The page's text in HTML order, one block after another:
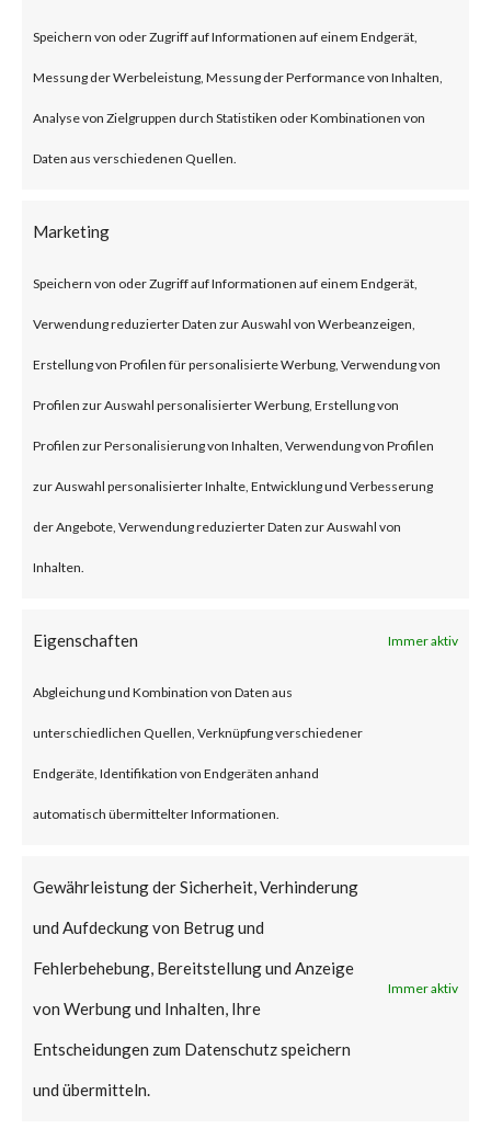
Speichern von oder Zugriff auf Informationen auf einem Endgerät,
Messung der Werbeleistung, Messung der Performance von Inhalten,
Analyse von Zielgruppen durch Statistiken oder Kombinationen von
Daten aus verschiedenen Quellen.
Marketing
Speichern von oder Zugriff auf Informationen auf einem Endgerät,
Verwendung reduzierter Daten zur Auswahl von Werbeanzeigen,
Erstellung von Profilen für personalisierte Werbung, Verwendung von
Profilen zur Auswahl personalisierter Werbung, Erstellung von
Profilen zur Personalisierung von Inhalten, Verwendung von Profilen
zur Auswahl personalisierter Inhalte, Entwicklung und Verbesserung
der Angebote, Verwendung reduzierter Daten zur Auswahl von
Inhalten.
Eigenschaften Immer aktiv
Abgleichung und Kombination von Daten aus
unterschiedlichen Quellen, Verknüpfung verschiedener
Endgeräte, Identifikation von Endgeräten anhand
automatisch übermittelter Informationen.
Gewährleistung der Sicherheit, Verhinderung
und Aufdeckung von Betrug und
Fehlerbehebung, Bereitstellung und Anzeige
von Werbung und Inhalten, Ihre
Entscheidungen zum Datenschutz speichern
und übermitteln.
Immer aktiv
What is the Vulnerability?
advisory on two vulnerabilities
on Jan 10, 2024 affecting Ivanti
Connect Secure (ICS) and Ivanti
Policy Secure Gateways (CVE-
2023-46805 and CVE-2024-
21887). The vulnerabilities are
an authentication bypass and
command injection
vulnerabilities, respectively in
application. According to the
vendor advisory, when chained
together, exploiting these
vulnerabilities when chained
together may allow attackers to
for authentication on the
compromised system. Both
vulnerabilities have been added
to CISA’s Known Exploited
Vulnerabilities (KEV) catalog.